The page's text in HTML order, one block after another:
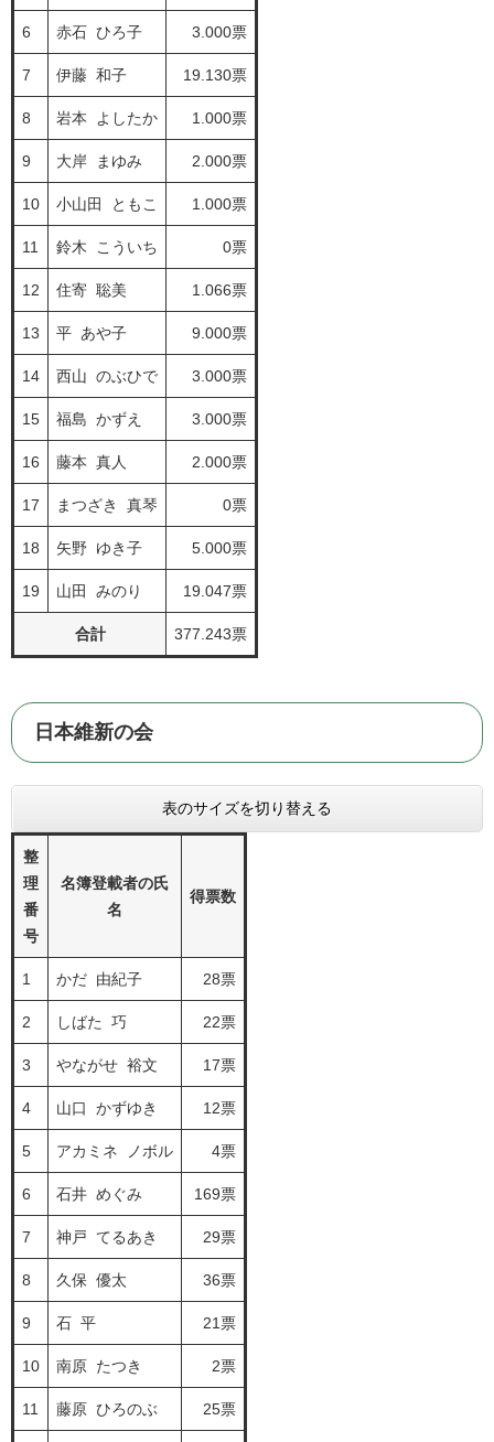
6 赤石 ひろ子 3.000票
7 伊藤 和子 19.130票
8 岩本 よしたか 1.000票
9 大岸 まゆみ 2.000票
10 小山田 ともこ 1.000票
11 鈴木 こういち 0票
12 住寄 聡美 1.066票
13 平 あや子 9.000票
14 西山 のぶひで 3.000票
15 福島 かずえ 3.000票
16 藤本 真人 2.000票
17 まつざき 真琴 0票
18 矢野 ゆき子 5.000票
19 山田 みのり 19.047票
合計 377.243票
日本維新の会
表のサイズを切り替える
整
理
番
号
名簿登載者の氏
名
得票数
1 かだ 由紀子 28票
2 しばた 巧 22票
3 やながせ 裕文 17票
4 山口 かずゆき 12票
5 アカミネ ノボル 4票
6 石井 めぐみ 169票
7 神戸 てるあき 29票
8 久保 優太 36票
9 石 平 21票
10 南原 たつき 2票
11 藤原 ひろのぶ 25票